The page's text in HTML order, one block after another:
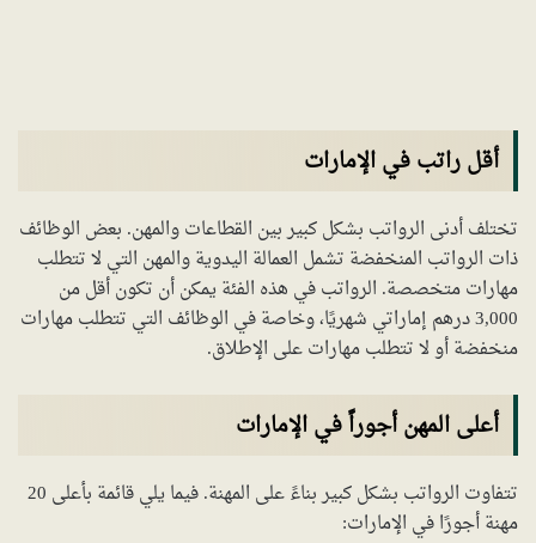
أقل راتب في الإمارات
تختلف أدنى الرواتب بشكل كبير بين القطاعات والمهن. بعض الوظائف
ذات الرواتب المنخفضة تشمل العمالة اليدوية والمهن التي لا تتطلب
مهارات متخصصة. الرواتب في هذه الفئة يمكن أن تكون أقل من
3,000 درهم إماراتي شهريًا، وخاصة في الوظائف التي تتطلب مهارات
منخفضة أو لا تتطلب مهارات على الإطلاق.
أعلى المهن أجوراً في الإمارات
تتفاوت الرواتب بشكل كبير بناءً على المهنة. فيما يلي قائمة بأعلى 20
مهنة أجورًا في الإمارات: